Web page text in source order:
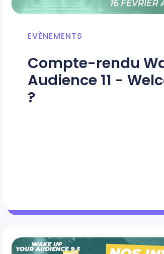
EVÈNEMENTS
Compte-rendu
Audience 11 -
?